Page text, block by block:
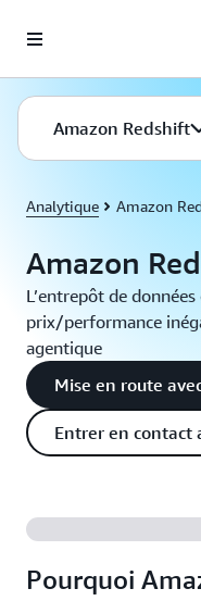
Amazon Redshift
Analytique Amazon
Amazon
L’entrepôt de
prix/performance
agentique
Mise en route
Entrer en contact
Pourquoi